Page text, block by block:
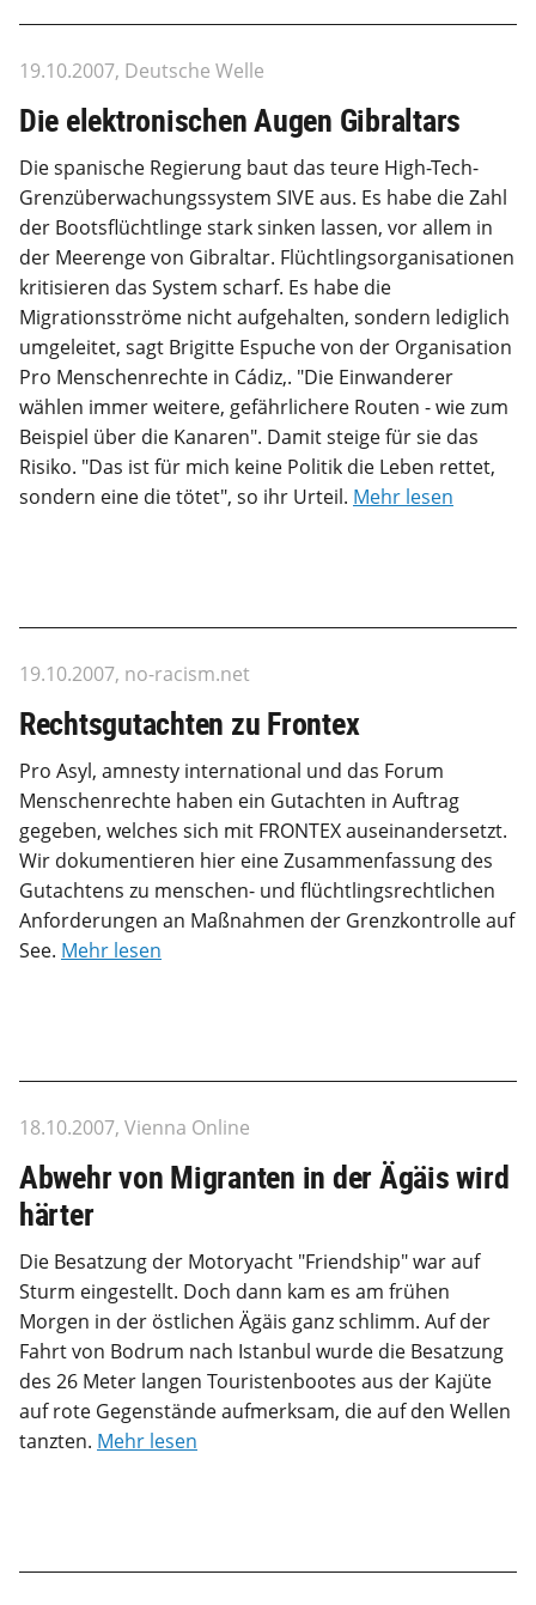
19.10.2007, Deutsche Welle
Die elektronischen Augen Gibraltars
Die spanische Regierung baut das teure High-Tech-
Grenzüberwachungssystem SIVE aus. Es habe die Zahl
der Bootsflüchtlinge stark sinken lassen, vor allem in
der Meerenge von Gibraltar. Flüchtlingsorganisationen
kritisieren das System scharf. Es habe die
Migrationsströme nicht aufgehalten, sondern lediglich
umgeleitet, sagt Brigitte Espuche von der Organisation
Pro Menschenrechte in Cádiz,. "Die Einwanderer
wählen immer weitere, gefährlichere Routen - wie zum
Beispiel über die Kanaren". Damit steige für sie das
Risiko. "Das ist für mich keine Politik die Leben rettet,
sondern eine die tötet", so ihr Urteil. Mehr lesen
19.10.2007, no-racism.net
Rechtsgutachten zu Frontex
Pro Asyl, amnesty international und das Forum
Menschenrechte haben ein Gutachten in Auftrag
gegeben, welches sich mit FRONTEX auseinandersetzt.
Wir dokumentieren hier eine Zusammenfassung des
Gutachtens zu menschen- und flüchtlingsrechtlichen
Anforderungen an Maßnahmen der Grenzkontrolle auf
See. Mehr lesen
18.10.2007, Vienna Online
Abwehr von Migranten in der Ägäis wird
härter
Die Besatzung der Motoryacht "Friendship" war auf
Sturm eingestellt. Doch dann kam es am frühen
Morgen in der östlichen Ägäis ganz schlimm. Auf der
Fahrt von Bodrum nach Istanbul wurde die Besatzung
des 26 Meter langen Touristenbootes aus der Kajüte
auf rote Gegenstände aufmerksam, die auf den Wellen
tanzten. Mehr lesen